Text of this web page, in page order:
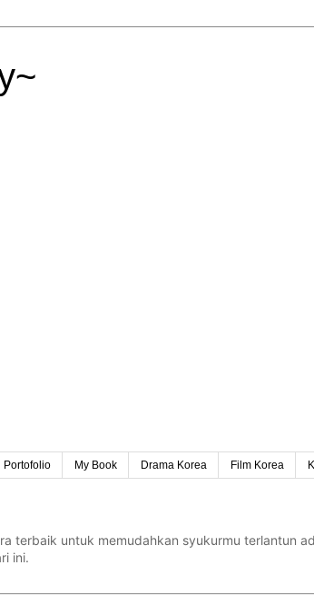
Portofolio My Book Drama Korea Film Korea
terbaik untuk memudahkan syukurmu terlantun
ini.